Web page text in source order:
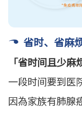
省时、省麻
「省时间且少麻
一段时间要到医
因為家族有肺腺